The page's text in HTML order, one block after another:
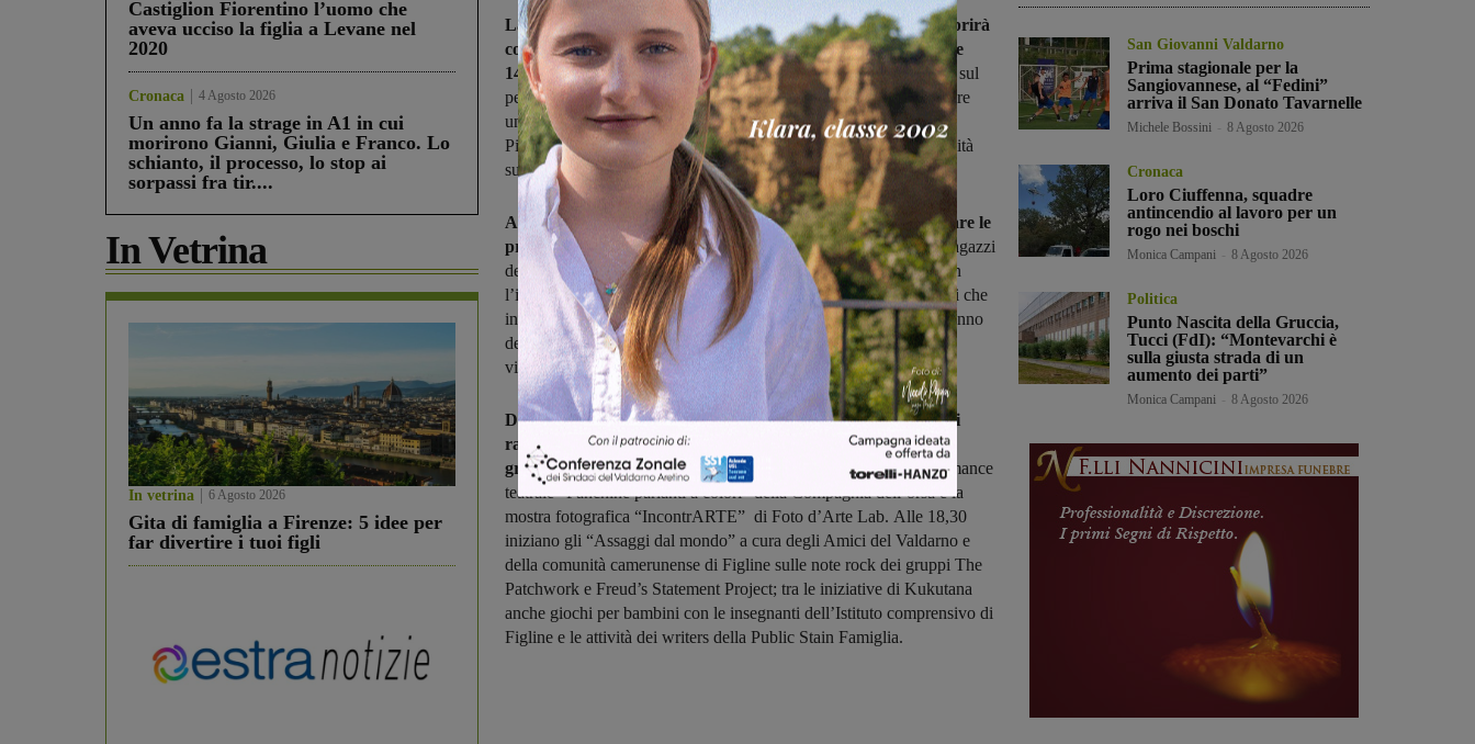
Castiglion Fiorentino l’uomo che
aveva ucciso la figlia a Levane nel
2020
Cronaca 4 Agosto 2026
Un anno fa la strage in A1 in cui
morirono Gianni, Giulia e Franco. Lo
schianto, il processo, lo stop ai
sorpassi fra tir....
In Vetrina
In vetrina 6 Agosto 2026
Gita di famiglia a Firenze: 5 idee per
far divertire i tuoi figli
La manifestazione è in programma domenica 8 maggio e si aprirà
con la Run4Unity, una passeggiata per la pace che partirà alle
14,30 dalla stazione ferroviaria di Incisa, in direzione Figline: sul
percorso ci saranno vari giochi e gli organizzatori invitano a portare
una maglietta bianca da colorare. La passeggiata si concluderà in
Piazza Don Bosco alle 16,30 dove sono previste una serie di attività
sul palco.
Alcuni dei partecipanti si alterneranno sul palco per raccontare le
proprie esperienze sulla tematica dell’integrazione, tra loro i ragazzi
dell’Istituto comprensivo di Figline, la Ciclofficina, il Fagotto, con
l’intervento finale dell’associazione Amici del Valdarno. I ragazzi che
invece partecipano al “Progetto Ragazzi in carta pesta” distribuiranno
dei bracciali-gadget realizzati dagli ospiti della Fraternità della
visitazione di Suor Simona di Pian di Scò.
Dalle 17 spazio alla musica hip hop, beat box sound, rap con i
ragazzi della Public stain famiglia e a seguire il flash mob del
gruppo giovani dell’Oratorio Don Bosco di Figline, la performance
teatrale “Panchine parlanti a colori” della Compagnia dell’orsa e la
mostra fotografica “IncontrARTE” di Foto d’Arte Lab. Alle 18,30
iniziano gli “Assaggi dal mondo” a cura degli Amici del Valdarno e
della comunità camerunense di Figline sulle note rock dei gruppi The
Patchwork e Freud’s Statement Project; tra le iniziative di Kukutana
anche giochi per bambini con le insegnanti dell’Istituto comprensivo di
Figline e le attività dei writers della Public Stain Famiglia.
San Giovanni Valdarno
Prima stagionale per la
Sangiovannese, al “Fedini”
arriva il San Donato Tavarnelle
Michele Bossini 8 Agosto 2026
Cronaca
Loro Ciuffenna, squadre
antincendio al lavoro per un
rogo nei boschi
Monica Campani 8 Agosto 2026
Politica
Punto Nascita della Gruccia,
Tucci (FdI): “Montevarchi è
sulla giusta strada di un
aumento dei parti”
Monica Campani 8 Agosto 2026